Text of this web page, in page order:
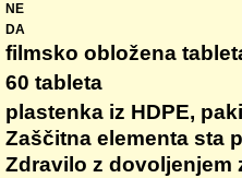
NE
DA
filmsko obložena
60 tableta
plastenka iz HDPE,
Zaščitna elementa sta
Zdravilo z dovoljenjem